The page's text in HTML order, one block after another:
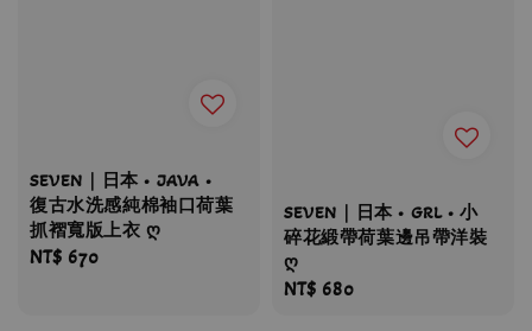
SEVEN｜日本 • JAVA •
復古水洗感純棉袖口荷葉
抓褶寬版上衣 ღ
Regular
NT$ 670
SEVEN｜日本 • GRL • 小
碎花緞帶荷葉邊吊帶洋裝
ღ
Regular
NT$ 680